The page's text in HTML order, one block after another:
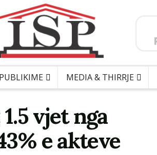
PUBLIKIME MEDIA & THIRRJE
vjet nga
e akteve